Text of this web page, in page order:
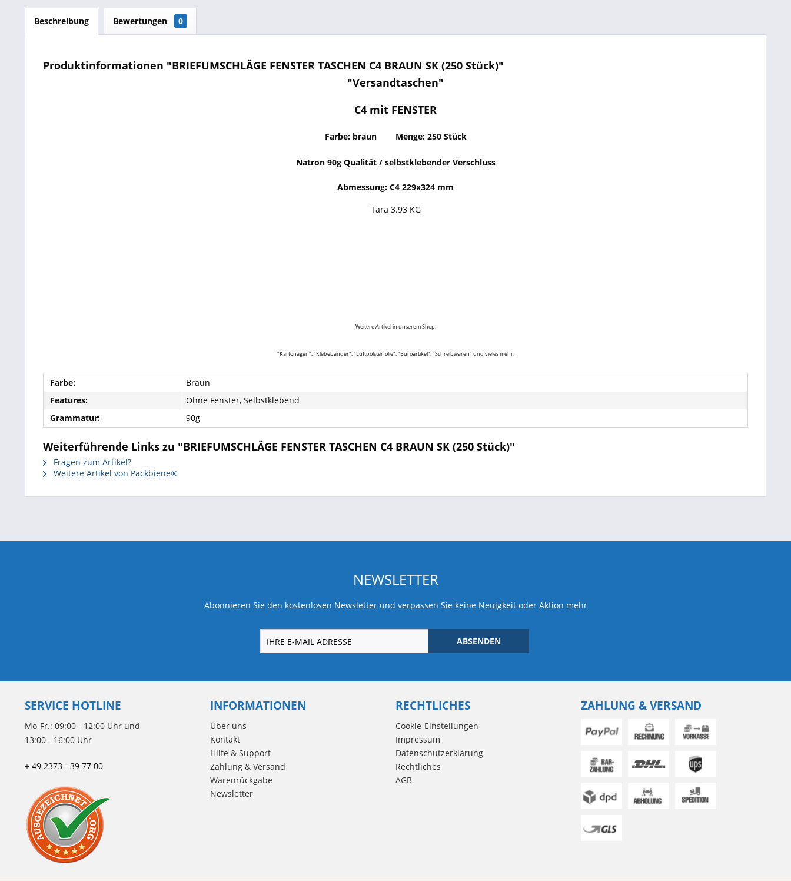
Beschreibung Bewertungen 0
Produktinformationen "BRIEFUMSCHLÄGE FENSTER TASCHEN C4 BRAUN SK (250 Stück)"
"Versandtaschen"
C4 mit FENSTER
Farbe: braun Menge: 250 Stück
Natron 90g Qualität / selbstklebender Verschluss
Abmessung: C4 229x324 mm
Tara 3.93 KG
Weitere Artikel in unserem Shop:
"Kartonagen", "Klebebänder", "Luftpolsterfolie", "Büroartikel", "Schreibwaren" und vieles mehr.
Farbe:
Braun
Features:
Ohne Fenster, Selbstklebend
Grammatur:
90g
Weiterführende Links zu "BRIEFUMSCHLÄGE FENSTER TASCHEN C4 BRAUN SK (250 Stück)"
Fragen zum Artikel?
Weitere Artikel von Packbiene®
NEWSLETTER
Abonnieren Sie den kostenlosen Newsletter und verpassen Sie keine Neuigkeit oder Aktion mehr
ABSENDEN
SERVICE HOTLINE
Mo-Fr.: 09:00 - 12:00 Uhr und
13:00 - 16:00 Uhr
+ 49 2373 - 39 77 00
INFORMATIONEN
Über uns
Kontakt
Hilfe & Support
Zahlung & Versand
Warenrückgabe
Newsletter
RECHTLICHES
Cookie-Einstellungen
Impressum
Datenschutzerklärung
Rechtliches
AGB
ZAHLUNG & VERSAND